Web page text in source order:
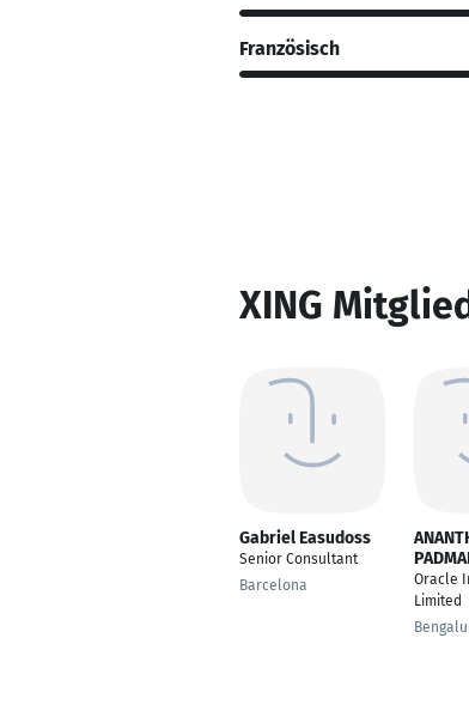
Französisch
XING
Gabriel Easudoss
Senior Consultant
Barcelona
Oracle
Limited